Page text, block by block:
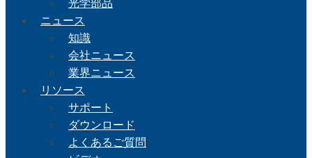
ニュース
知識
会社ニュース
業界ニュース
リソース
サポート
ダウンロード
よくあるご質問